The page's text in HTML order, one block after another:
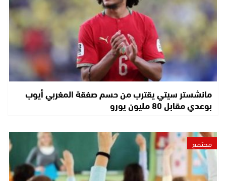
مانشستر سيتي يقترب من حسم صفقة المغربي أيوب
بوعدي مقابل 80 مليون يورو
مجتمع